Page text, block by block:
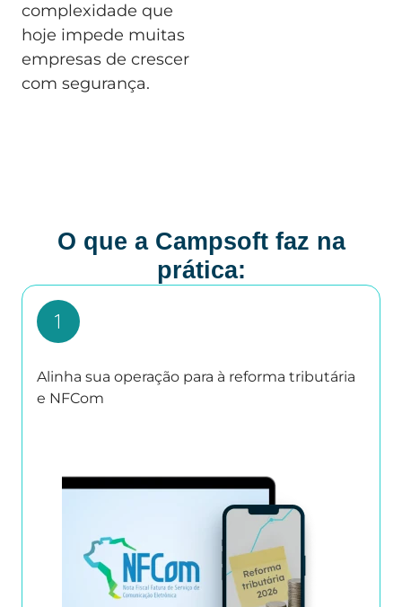
complexidade que
hoje impede muitas
empresas de crescer
com segurança.
O que a Campsoft faz na
prática:
Alinha sua operação para à reforma tributária
e NFCom